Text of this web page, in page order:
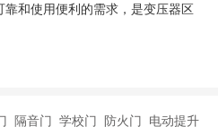
和使用便利的需求，是变压器区
隔音门 学校门 防火门 电动提升